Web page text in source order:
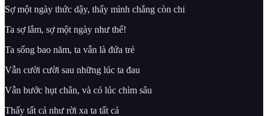
Sợ một ngày thức dậy, thấy mình chẳng còn chi
Ta sợ lắm, sợ một ngày như thế!
Ta sống bao năm, ta vẫn là đứa trẻ
Vẫn cười cười sau những lúc ta đau
Vẫn bước hụt chân, và có lúc chìm sâu
Thấy tất cả như rời xa ta tất cả